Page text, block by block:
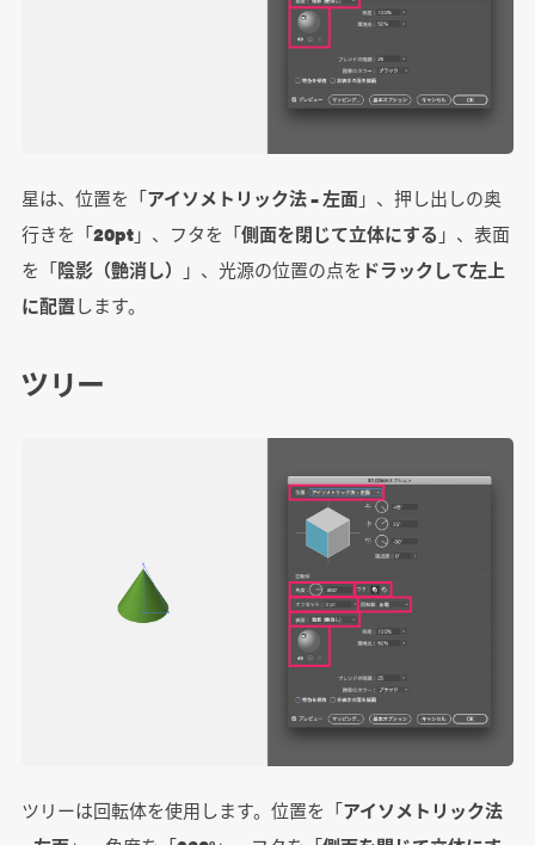
星は、位置を「アイソメトリック法 – 左面」、押し出しの奥
行きを「20pt」、フタを「側面を閉じて立体にする 」、表面
を「陰影（艶消し） 」、光源の位置の点を ドラックして左上
に配置します。
ツリー
ツリーは回転体を使用します。位置を「アイソメトリック法